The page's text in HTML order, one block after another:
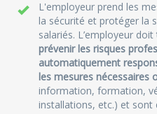
L'employeur prend les
la sécurité et protéger la
salariés. L’employeur doit
prévenir les risques
automatiquement
les mesures nécessaires
information, formation,
installations, etc.) et sont